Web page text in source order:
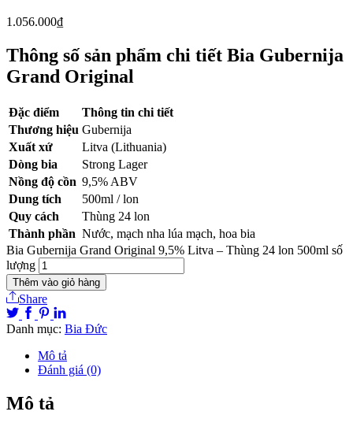
1.056.000₫
Thông số sản phẩm chi tiết Bia Gubernija
Grand Original
Đặc điểm
Thông tin chi tiết
Thương hiệu Gubernija
Xuất xứ
Litva (Lithuania)
Dòng bia
Strong Lager
Nồng độ cồn 9,5% ABV
Dung tích
500ml / lon
Quy cách
Thùng 24 lon
Thành phần Nước, mạch nha lúa mạch, hoa bia
Bia Gubernija Grand Original 9,5% Litva – Thùng 24 lon 500ml số
lượng
Thêm vào giỏ hàng
Share
Danh mục: Bia Đức
Mô tả
Đánh giá (0)
Mô tả